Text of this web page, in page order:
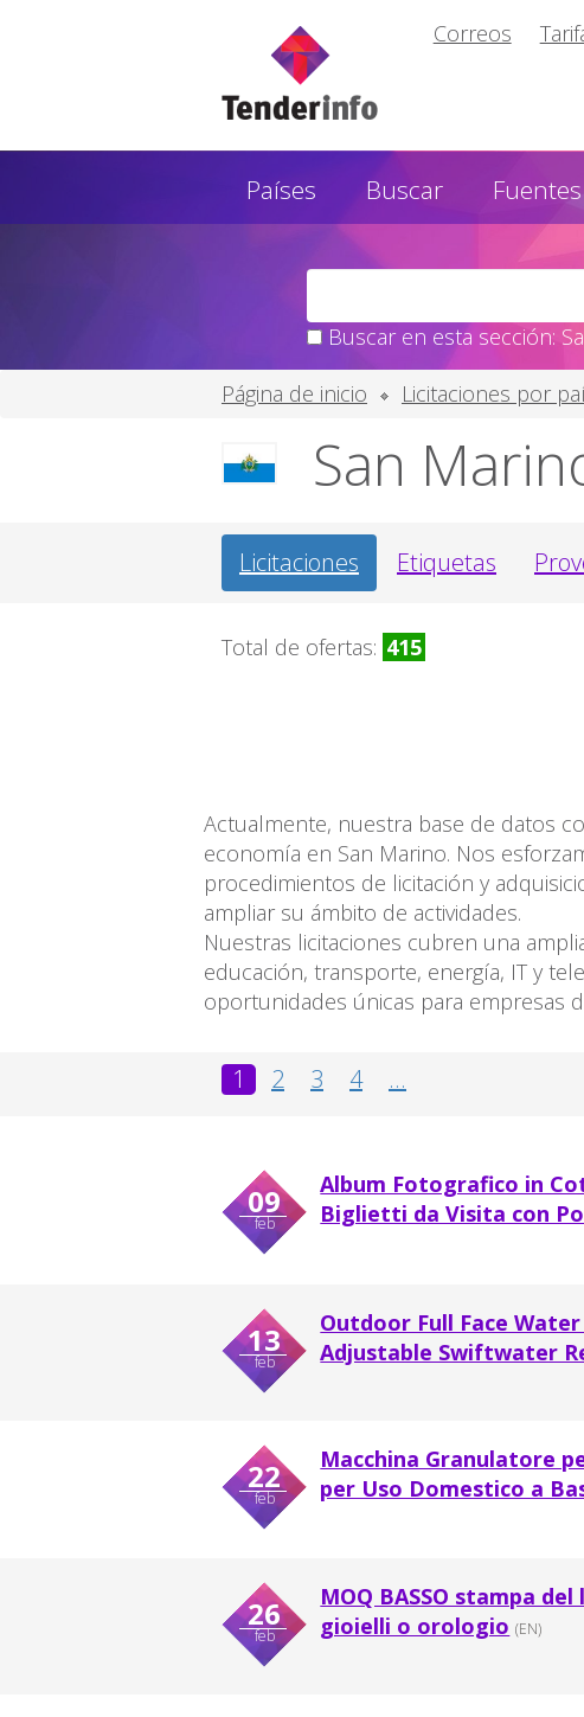
Correos
Países Buscar Fuentes
Buscar en esta sección:
Página de inicio
Licitaciones por
San
Licitaciones Etiquetas
Total de ofertas: 415
Actualmente, nuestra base de datos
economía en San Marino. Nos
procedimientos de licitación y
ampliar su ámbito de actividades.
Nuestras licitaciones cubren una
educación, transporte, energía, IT y
oportunidades únicas para empresas
1 2 3 4 ...
09
feb
Album Fotografico in
Biglietti da Visita con
13
feb
Outdoor Full Face
Adjustable Swiftwater
22
feb
Macchina Granulatore
per Uso Domestico a
26
feb
MOQ BASSO stampa
gioielli o orologio (EN)